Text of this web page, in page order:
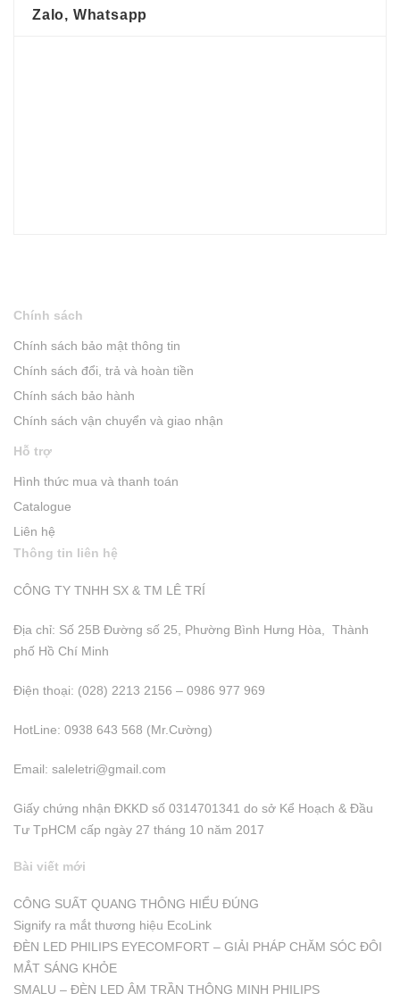
Zalo, Whatsapp
Chính sách
Chính sách bảo mật thông tin
Chính sách đổi, trả và hoàn tiền
Chính sách bảo hành
Chính sách vận chuyển và giao nhận
Hỗ trợ
Hình thức mua và thanh toán
Catalogue
Liên hệ
Thông tin liên hệ
CÔNG TY TNHH SX & TM LÊ TRÍ
Địa chỉ: Số 25B Đường số 25, Phường Bình Hưng Hòa, Thành
phố Hồ Chí Minh
Điện thoại: (028) 2213 2156 – 0986 977 969
HotLine: 0938 643 568 (Mr.Cường)
Email: saleletri@gmail.com
Giấy chứng nhận ĐKKD số 0314701341 do sở Kể Hoạch & Đầu
Tư TpHCM cấp ngày 27 tháng 10 năm 2017
Bài viết mới
CÔNG SUẤT QUANG THÔNG HIỂU ĐÚNG
Signify ra mắt thương hiệu EcoLink
ĐÈN LED PHILIPS EYECOMFORT – GIẢI PHÁP CHĂM SÓC ĐÔI
MẮT SÁNG KHỎE
SMALU – ĐÈN LED ÂM TRẦN THÔNG MINH PHILIPS